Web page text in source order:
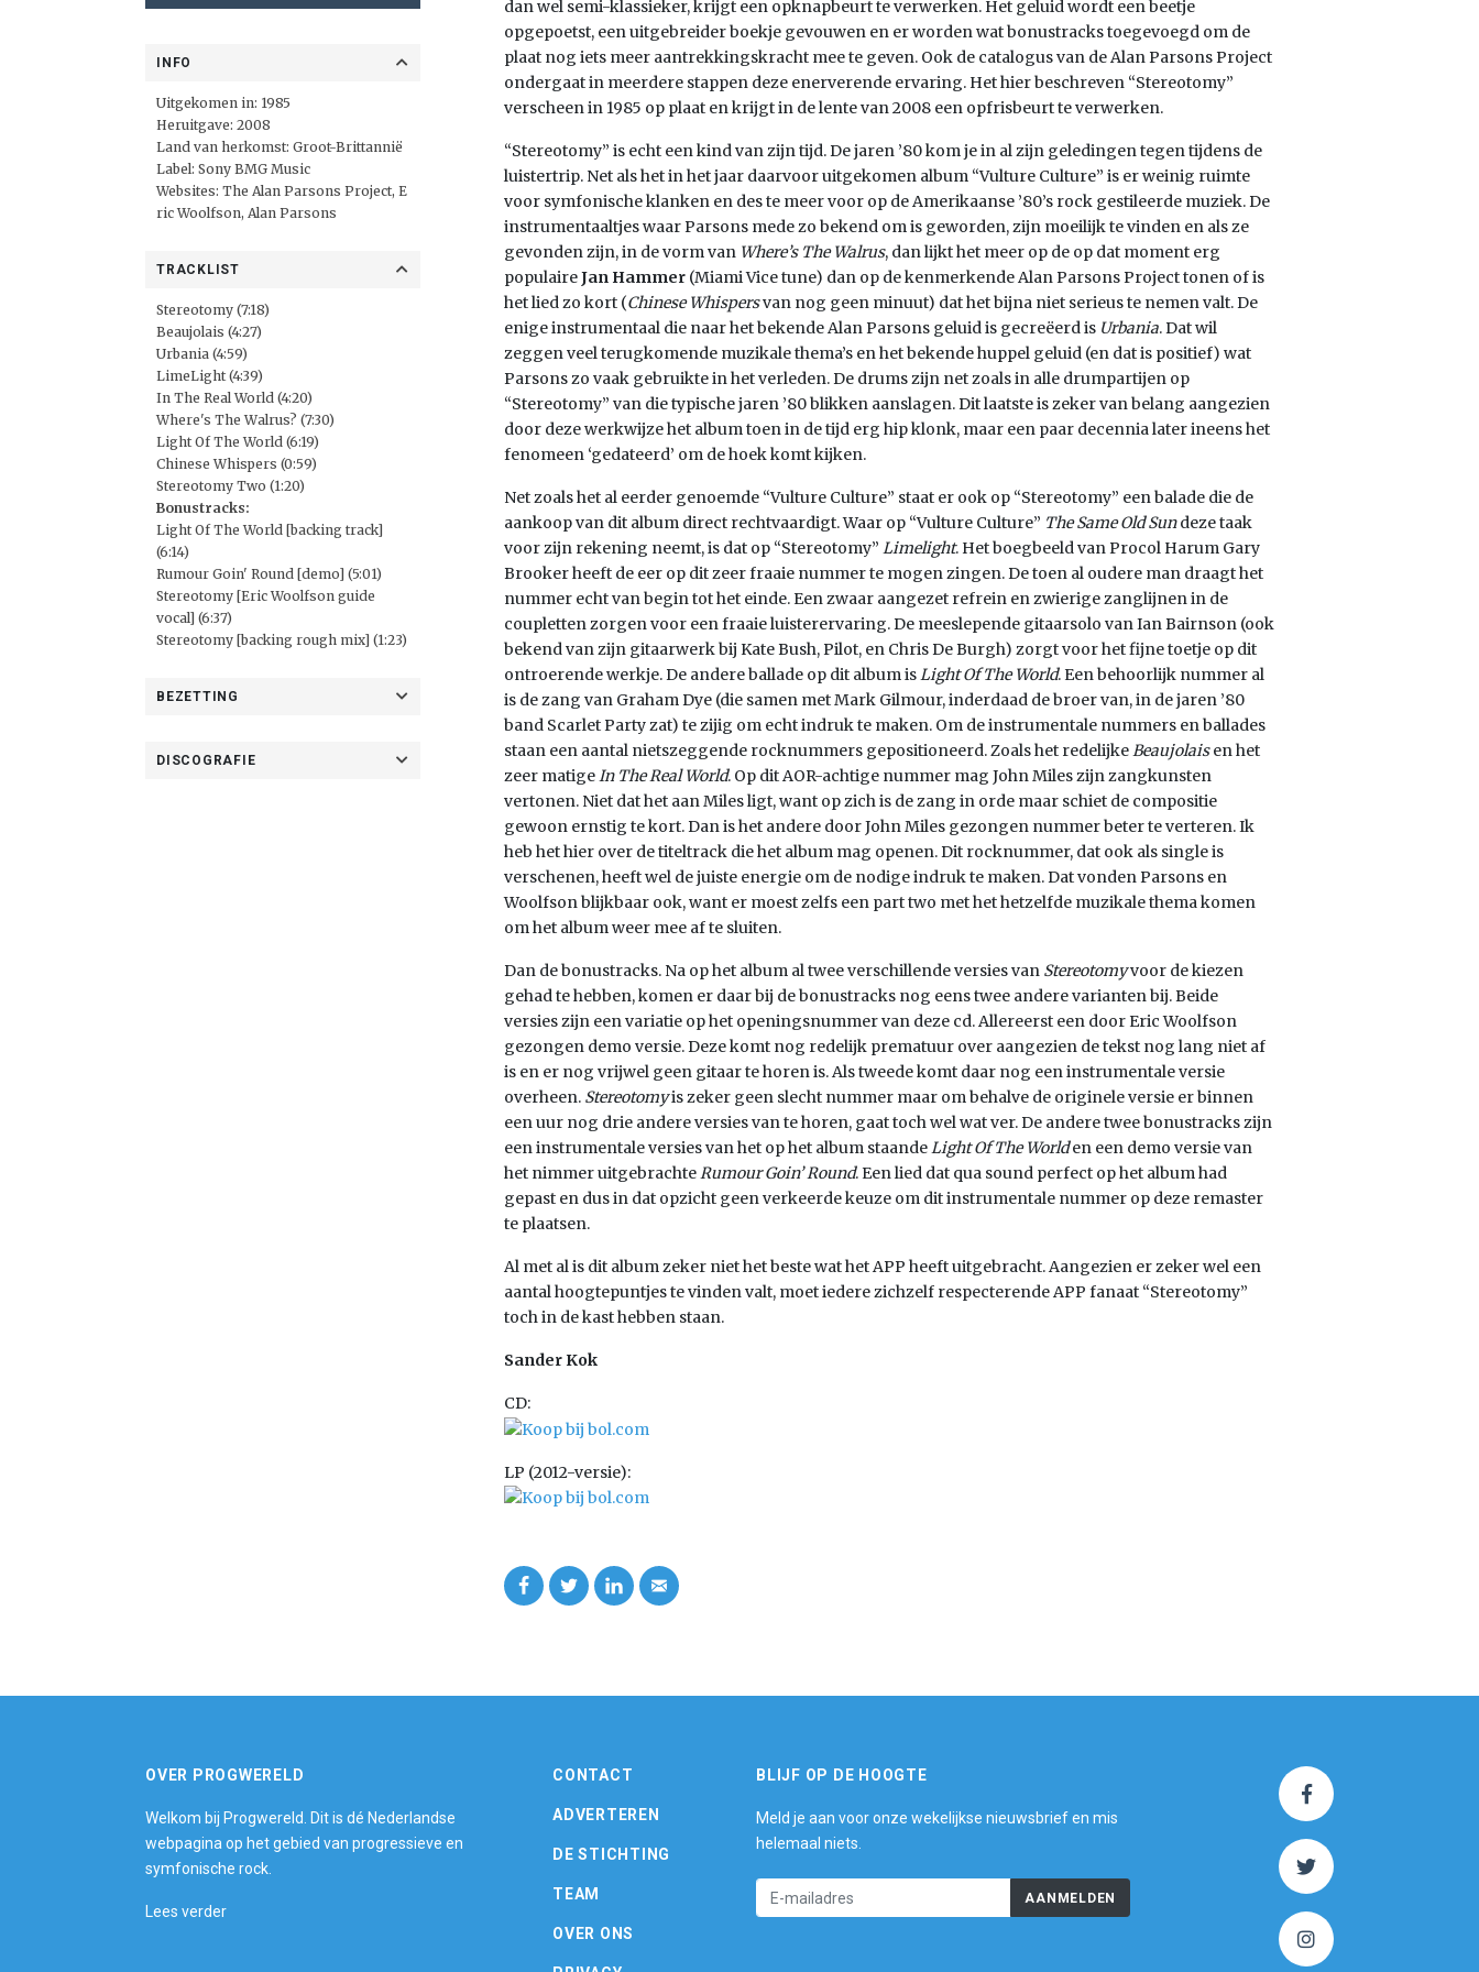
INFO
Uitgekomen in: 1985
Heruitgave: 2008
Land van herkomst: Groot-Brittannië
Label: Sony BMG Music
Websites: The Alan Parsons Project, E
ric Woolfson, Alan Parsons
TRACKLIST
Stereotomy (7:18)
Beaujolais (4:27)
Urbania (4:59)
LimeLight (4:39)
In The Real World (4:20)
Where's The Walrus? (7:30)
Light Of The World (6:19)
Chinese Whispers (0:59)
Stereotomy Two (1:20)
Bonustracks:
Light Of The World [backing track]
(6:14)
Rumour Goin' Round [demo] (5:01)
Stereotomy [Eric Woolfson guide
vocal] (6:37)
Stereotomy [backing rough mix] (1:23)
BEZETTING
DISCOGRAFIE
dan wel semi-klassieker, krijgt een opknapbeurt te verwerken. Het geluid wordt een beetje
opgepoetst, een uitgebreider boekje gevouwen en er worden wat bonustracks toegevoegd om de
plaat nog iets meer aantrekkingskracht mee te geven. Ook de catalogus van de Alan Parsons Project
ondergaat in meerdere stappen deze enerverende ervaring. Het hier beschreven “Stereotomy”
verscheen in 1985 op plaat en krijgt in de lente van 2008 een opfrisbeurt te verwerken.
“Stereotomy” is echt een kind van zijn tijd. De jaren ’80 kom je in al zijn geledingen tegen tijdens de
luistertrip. Net als het in het jaar daarvoor uitgekomen album “Vulture Culture” is er weinig ruimte
voor symfonische klanken en des te meer voor op de Amerikaanse ’80’s rock gestileerde muziek. De
instrumentaaltjes waar Parsons mede zo bekend om is geworden, zijn moeilijk te vinden en als ze
gevonden zijn, in de vorm van Where’s The Walrus, dan lijkt het meer op de op dat moment erg
populaireJan Hammer (Miami Vice tune) dan op de kenmerkende Alan Parsons Project tonen of is
het lied zo kort (Chinese Whispersvan nog geen minuut) dat het bijna niet serieus te nemen valt. De
enige instrumentaal die naar het bekende Alan Parsons geluid is gecreëerd is Urbania. Dat wil
zeggen veel terugkomende muzikale thema’s en het bekende huppel geluid (en dat is positief) wat
Parsons zo vaak gebruikte in het verleden. De drums zijn net zoals in alle drumpartijen op
“Stereotomy” van die typische jaren ’80 blikken aanslagen. Dit laatste is zeker van belang aangezien
door deze werkwijze het album toen in de tijd erg hip klonk, maar een paar decennia later ineens het
fenomeen ‘gedateerd’ om de hoek komt kijken.
Net zoals het al eerder genoemde “Vulture Culture” staat er ook op “Stereotomy” een balade die de
aankoop van dit album direct rechtvaardigt. Waar op “Vulture Culture” The Same Old Sundeze taak
voor zijn rekening neemt, is dat op “Stereotomy” Limelight. Het boegbeeld van Procol Harum Gary
Brooker heeft de eer op dit zeer fraaie nummer te mogen zingen. De toen al oudere man draagt het
nummer echt van begin tot het einde. Een zwaar aangezet refrein en zwierige zanglijnen in de
coupletten zorgen voor een fraaie luisterervaring. De meeslepende gitaarsolo van Ian Bairnson (ook
bekend van zijn gitaarwerk bij Kate Bush, Pilot, en Chris De Burgh) zorgt voor het fijne toetje op dit
ontroerende werkje. De andere ballade op dit album isLight Of The World. Een behoorlijk nummer al
is de zang van Graham Dye (die samen met Mark Gilmour, inderdaad de broer van, in de jaren ’80
band Scarlet Party zat) te zijig om echt indruk te maken. Om de instrumentale nummers en ballades
staan een aantal nietszeggende rocknummers gepositioneerd. Zoals het redelijkeBeaujolaisen het
zeer matigeIn The Real World. Op dit AOR-achtige nummer mag John Miles zijn zangkunsten
vertonen. Niet dat het aan Miles ligt, want op zich is de zang in orde maar schiet de compositie
gewoon ernstig te kort. Dan is het andere door John Miles gezongen nummer beter te verteren. Ik
heb het hier over de titeltrack die het album mag openen. Dit rocknummer, dat ook als single is
verschenen, heeft wel de juiste energie om de nodige indruk te maken. Dat vonden Parsons en
Woolfson blijkbaar ook, want er moest zelfs een part two met het hetzelfde muzikale thema komen
om het album weer mee af te sluiten.
Dan de bonustracks. Na op het album al twee verschillende versies van Stereotomyvoor de kiezen
gehad te hebben, komen er daar bij de bonustracks nog eens twee andere varianten bij. Beide
versies zijn een variatie op het openingsnummer van deze cd. Allereerst een door Eric Woolfson
gezongen demo versie. Deze komt nog redelijk prematuur over aangezien de tekst nog lang niet af
is en er nog vrijwel geen gitaar te horen is. Als tweede komt daar nog een instrumentale versie
overheen. Stereotomyis zeker geen slecht nummer maar om behalve de originele versie er binnen
een uur nog drie andere versies van te horen, gaat toch wel wat ver. De andere twee bonustracks zijn
een instrumentale versies van het op het album staandeLight Of The Worlden een demo versie van
het nimmer uitgebrachteRumour Goin’ Round. Een lied dat qua sound perfect op het album had
gepast en dus in dat opzicht geen verkeerde keuze om dit instrumentale nummer op deze remaster
te plaatsen.
Al met al is dit album zeker niet het beste wat het APP heeft uitgebracht. Aangezien er zeker wel een
aantal hoogtepuntjes te vinden valt, moet iedere zichzelf respecterende APP fanaat “Stereotomy”
toch in de kast hebben staan.
Sander Kok
CD:
LP (2012-versie):
OVER PROGWERELD
Welkom bij Progwereld. Dit is dé Nederlandse
webpagina op het gebied van progressieve en
symfonische rock.
Lees verder
CONTACT
ADVERTEREN
DE STICHTING
TEAM
OVER ONS
BLIJF OP DE HOOGTE
Meld je aan voor onze wekelijkse nieuwsbrief en mis
helemaal niets.
AANMELDEN